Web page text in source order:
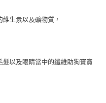
生素以及礦物質，
以及眼睛當中的纖維助狗寶寶